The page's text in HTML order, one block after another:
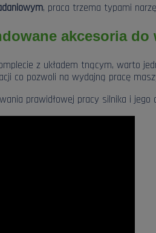
, praca trzema typami
akcesoria do
z układem tnącym, warto
co pozwoli na wydajną pracę
prawidłowej pracy silnika i jego